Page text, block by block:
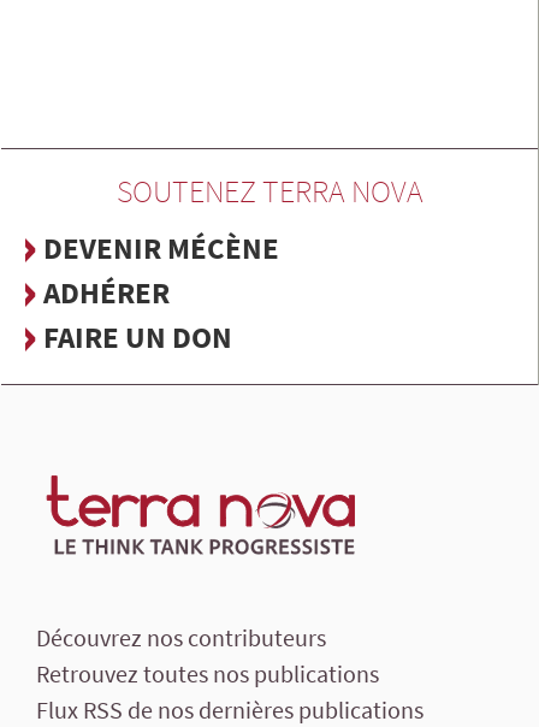
SOUTENEZ TERRA NOVA
DEVENIR MÉCÈNE
ADHÉRER
FAIRE UN DON
Découvrez nos contributeurs
Retrouvez toutes nos publications
Flux RSS de nos dernières publications